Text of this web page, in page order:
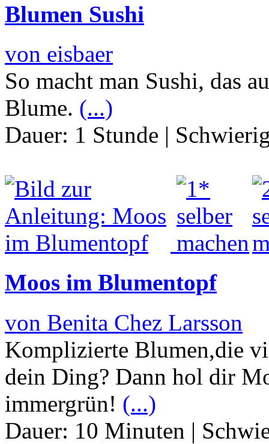
Blumen Sushi
von eisbaer
So macht man Sushi, das
Blume. (...)
Dauer: 1 Stunde |
Moos im Blumentopf
von Benita Chez Larsson
Komplizierte Blumen,die
dein Ding? Dann hol dir
immergrün! (...)
Dauer: 10 Minuten |